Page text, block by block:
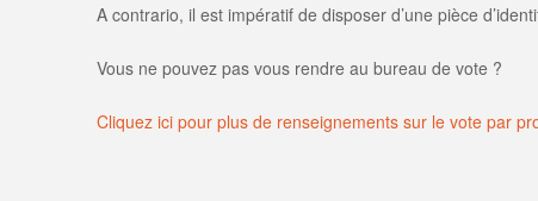
A contrario, il est impératif de disposer d’une pièce
Vous ne pouvez pas vous rendre au bureau de vote ?
Cliquez ici pour plus de renseignements sur le vote par